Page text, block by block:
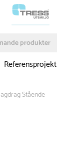
Referensprojekt
Stående